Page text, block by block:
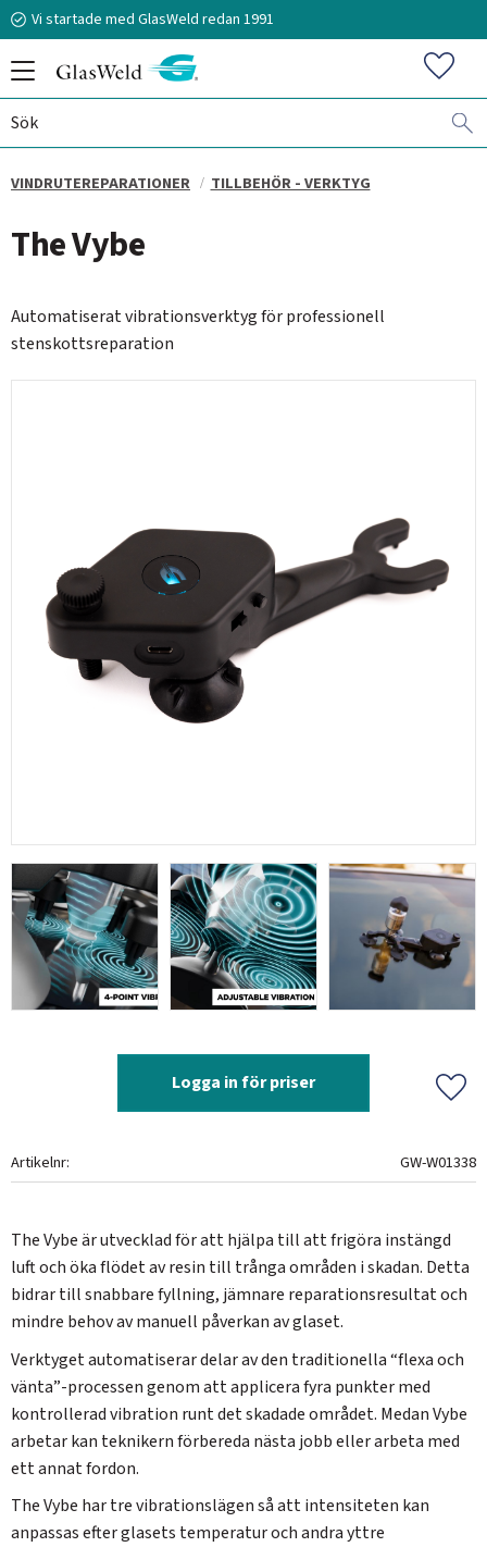
Vi startade med GlasWeld redan 1991
VINDRUTEREPARATIONER TILLBEHÖR - VERKTYG
The Vybe
Automatiserat vibrationsverktyg för professionell
stenskottsreparation
Logga in för priser
Artikelnr GW-W01338
The Vybe är utvecklad för att hjälpa till att frigöra instängd
luft och öka flödet av resin till trånga områden i skadan. Detta
bidrar till snabbare fyllning, jämnare reparationsresultat och
mindre behov av manuell påverkan av glaset.
Verktyget automatiserar delar av den traditionella “flexa och
vänta”-processen genom att applicera fyra punkter med
kontrollerad vibration runt det skadade området. Medan Vybe
arbetar kan teknikern förbereda nästa jobb eller arbeta med
ett annat fordon.
The Vybe har tre vibrationslägen så att intensiteten kan
anpassas efter glasets temperatur och andra yttre
070-394 51 12